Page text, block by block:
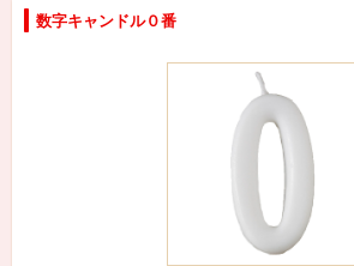
数字キャンドル０番